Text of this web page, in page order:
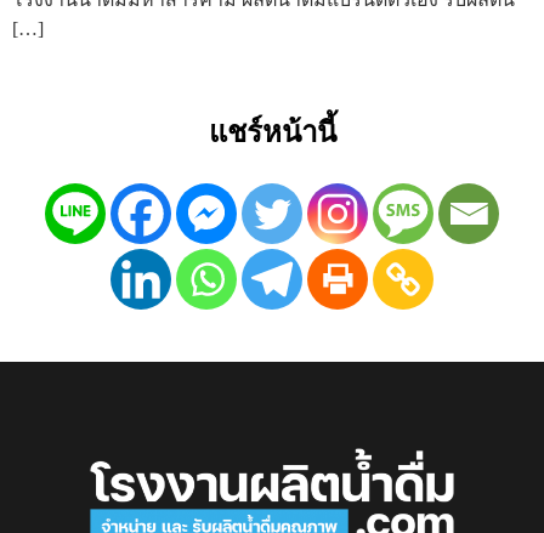
[…]
แชร์หน้านี้